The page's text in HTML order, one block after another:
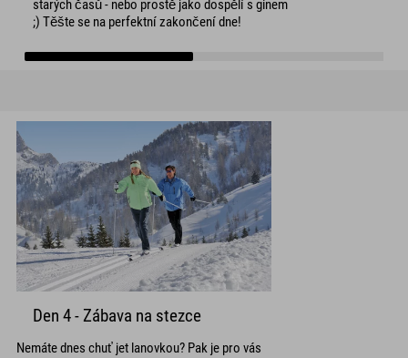
starých časů - nebo prostě jako dospělí s ginem
;) Těšte se na perfektní zakončení dne!
Den 4 - Zábava na stezce
Nemáte dnes chuť jet lanovkou? Pak je pro vás